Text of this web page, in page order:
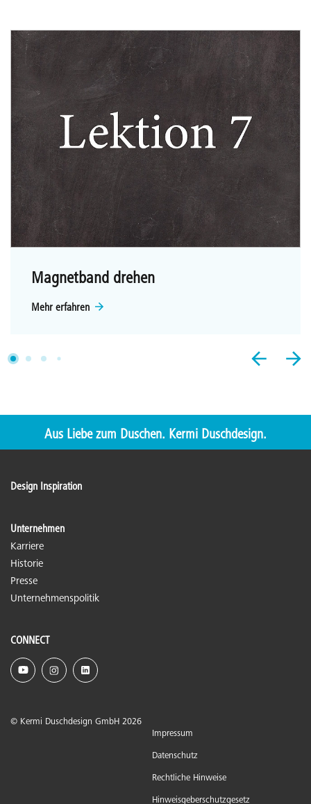
Magnetband drehen
Mehr erfahren
Aus Liebe zum Duschen. Kermi Duschdesign.
Design Inspiration
Unternehmen
Karriere
Historie
Presse
Unternehmenspolitik
CONNECT
© Kermi Duschdesign GmbH 2026
Impressum
Datenschutz
Rechtliche Hinweise
Hinweisgeberschutzgesetz